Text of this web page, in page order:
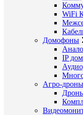
WiFi
Домофоны
IP
Агро-дроны